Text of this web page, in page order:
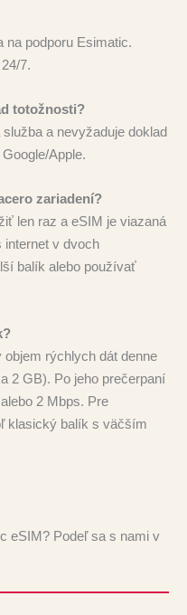
na podporu Esimatic.
7.
totožnosti?
a nevyžaduje doklad
Apple.
zariadení?
len raz a eSIM je viazaná
internet v dvoch
balík alebo používať
rýchlych dát denne
2 GB). Po jeho prečerpaní
2 Mbps. Pre
klasický balík s väčším
eSIM? Podeľ sa s nami v